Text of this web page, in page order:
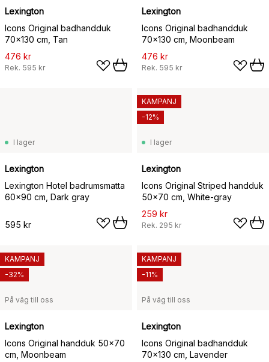
Lexington
Icons Original badhandduk
70x130 cm, Tan
476 kr
Rek. 595 kr
Lexington
Icons Original badhandduk
70x130 cm, Moonbeam
476 kr
Rek. 595 kr
I lager
Lexington
Lexington Hotel badrumsmatta
60x90 cm, Dark gray
595 kr
I lager
Lexington
Icons Original Striped handduk
50x70 cm, White-gray
259 kr
Rek. 295 kr
KAMPANJ
-12%
På väg till oss
Lexington
Icons Original handduk 50x70
cm, Moonbeam
KAMPANJ
-32%
På väg till oss
Lexington
Icons Original badhandduk
70x130 cm, Lavender
KAMPANJ
-11%